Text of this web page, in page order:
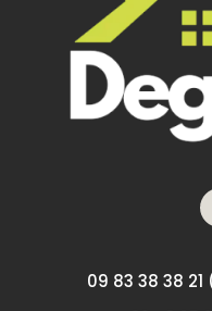
09 83 38 38